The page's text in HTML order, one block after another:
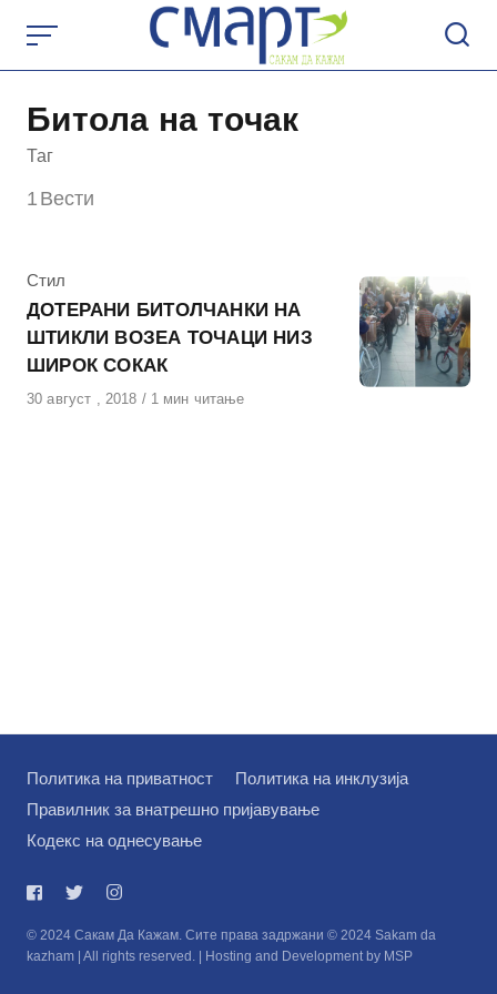
content
Битола на точак
Таг
1 Вести
КАтегорија
Стил
ДОТЕРАНИ БИТОЛЧАНКИ НА
ШТИКЛИ ВОЗЕА ТОЧАЦИ НИЗ
ШИРОК СОКАК
Објавено
30 август , 2018 1 мин читање
Политика на приватност
Политика на инклузија
Правилник за внатрешно пријавување
Кодекс на однесување
© 2024 Сакам Да Кажам. Сите права задржани © 2024 Sakam da
kazham | All rights reserved. | Hosting and Development by MSP